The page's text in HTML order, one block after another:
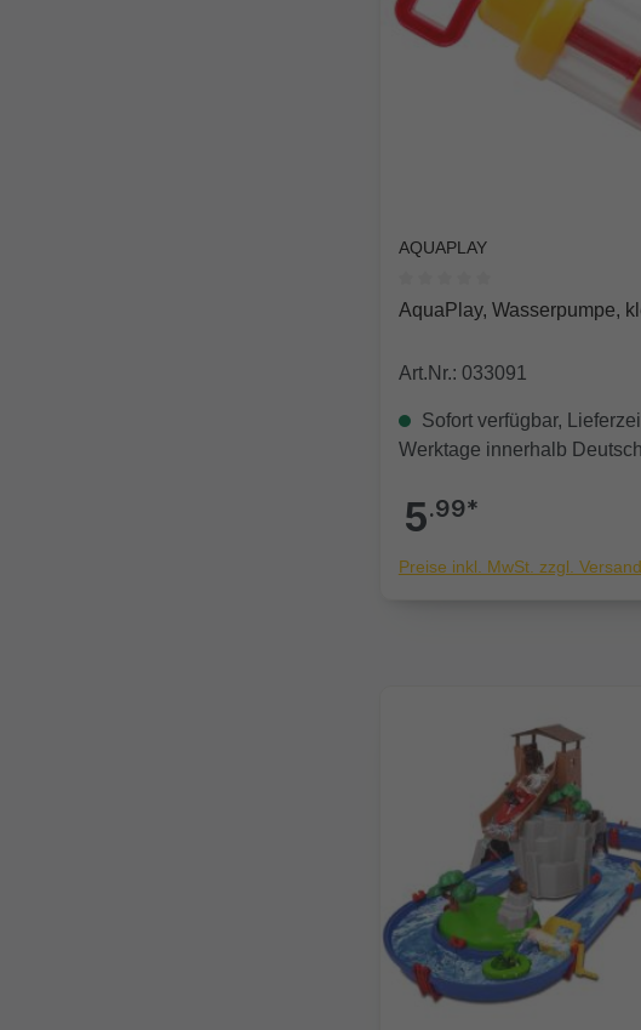
AQUAPLAY
Durchschnittliche
AquaPlay, Wasserpumpe,
Art.Nr.: 033091
Sofort verfügbar,
Werktage innerhalb
5.99*
Preise inkl. MwSt. zzgl.